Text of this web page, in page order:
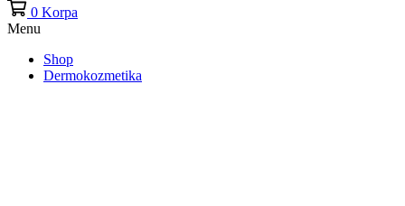
0 Korpa
Menu
Shop
Dermokozmetika